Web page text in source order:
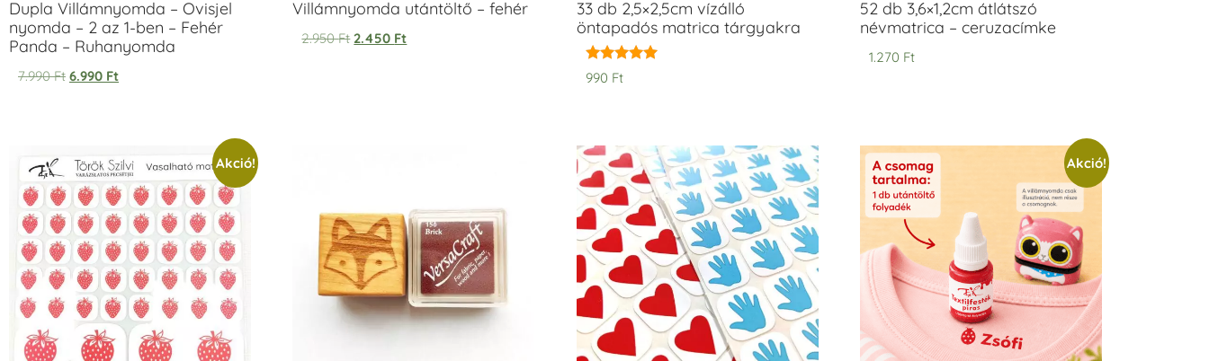
Dupla Villámnyomda – Ovisjel
nyomda – 2 az 1-ben – Fehér
Panda – Ruhanyomda
7.990Ft 6.990 Ft
Villámnyomda utántöltő – fehér
2.950Ft 2.450 Ft
33 db 2,5×2,5cm vízálló
öntapadós matrica tárgyakra
Értékelés:
5.00
990 Ft
52 db 3,6×1,2cm átlátszó
névmatrica – ceruzacímke
1.270 Ft
Akció! Akció!